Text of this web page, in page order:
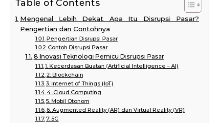
Table of Contents
Mengenal Lebih Dekat Apa Itu Disrupsi Pasar?
Pengertian dan Contohnya
Pengertian Disrupsi Pasar
Contoh Disrupsi Pasar
8 Inovasi Teknologi Pemicu Disrupsi Pasar
1. Kecerdasan Buatan (Artificial Intelligence – AI)
2. Blockchain
3. Internet of Things (IoT)
4. Cloud Computing
5. Mobil Otonom
6. Augmented Reality (AR) dan Virtual Reality (VR)
7. 5G